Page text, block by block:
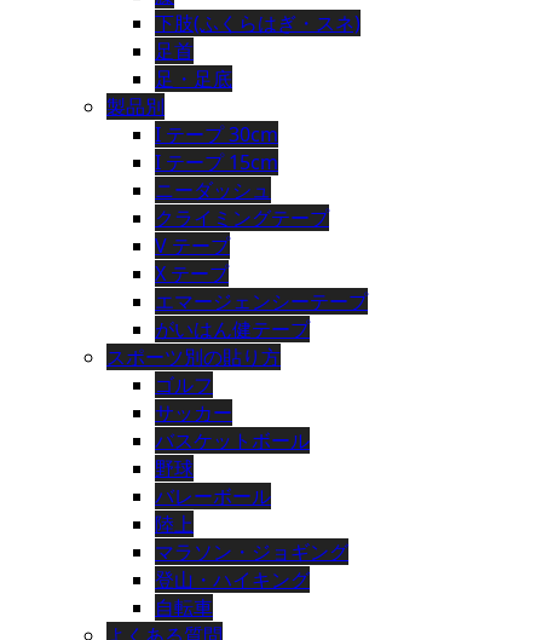
下肢(ふくらはぎ・スネ)
足首
足・足底
製品別
I テープ 30cm
I テープ 15cm
ニーダッシュ
クライミングテープ
V テープ
X テープ
エマージェンシーテープ
がいはん健テープ
スポーツ別の貼り方
ゴルフ
サッカー
バスケットボール
野球
バレーボール
陸上
マラソン・ジョギング
登山・ハイキング
自転車